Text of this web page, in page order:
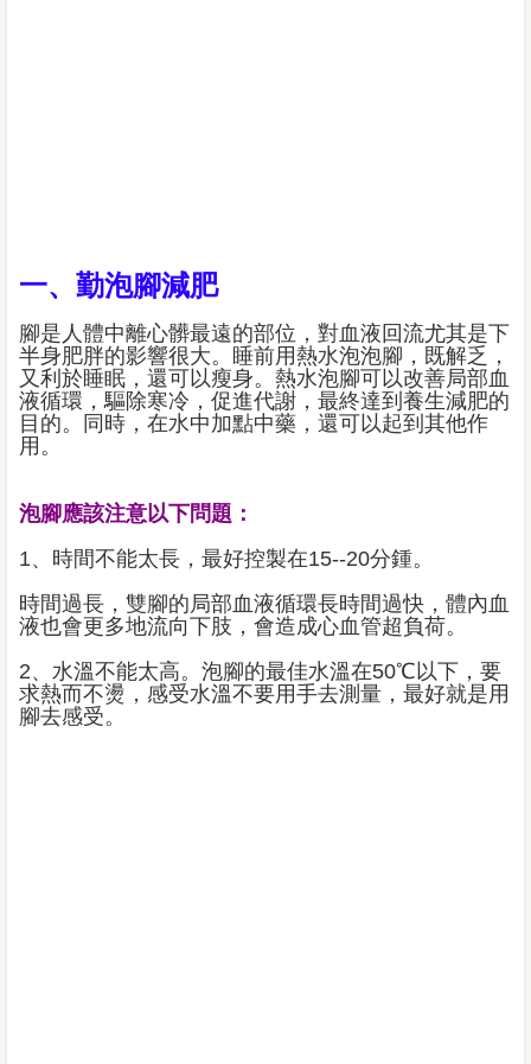
一、勤泡腳減肥
腳是人體中離心髒最遠的部位，對血液回流尤其是下
半身肥胖的影響很大。睡前用熱水泡泡腳，既解乏，
又利於睡眠，還可以瘦身。熱水泡腳可以改善局部血
液循環，驅除寒冷，促進代謝，最終達到養生減肥的
目的。同時，在水中加點中藥，還可以起到其他作
用。
泡腳應該注意以下問題：
1、時間不能太長，最好控製在15--20分鍾。
時間過長，雙腳的局部血液循環長時間過快，體內血
液也會更多地流向下肢，會造成心血管超負荷。
2、水溫不能太高。泡腳的最佳水溫在50℃以下，要
求熱而不燙，感受水溫不要用手去測量，最好就是用
腳去感受。